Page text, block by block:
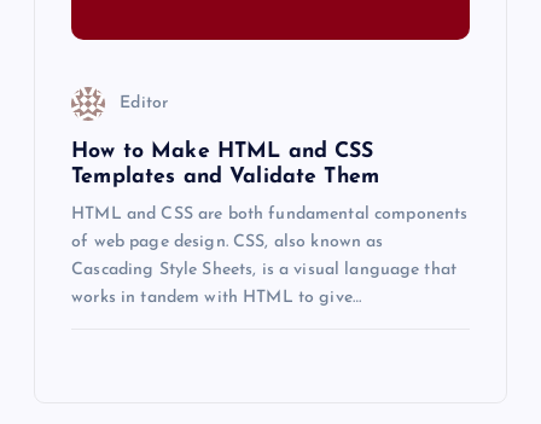
Editor
How to Make HTML and CSS
Templates and Validate Them
HTML and CSS are both fundamental components
of web page design. CSS, also known as
Cascading Style Sheets, is a visual language that
works in tandem with HTML to give…